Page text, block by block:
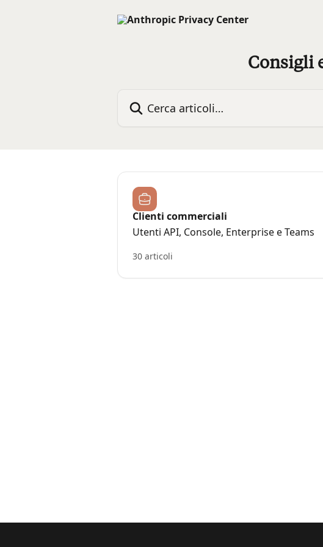
Consigli
Clienti commerciali
Utenti API, Console, Enterprise e Teams
30 articoli